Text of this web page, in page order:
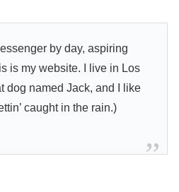
by day, aspiring
is my website. I live in Los
dog named Jack, and I like
caught in the rain.)